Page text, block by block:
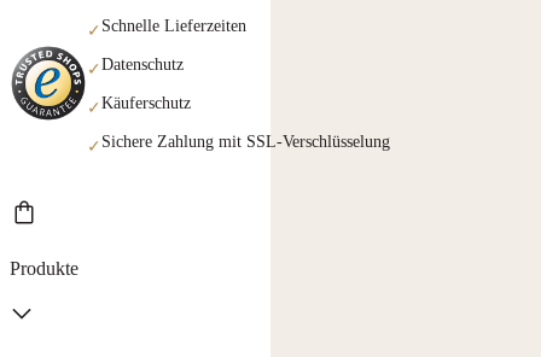
✓ Schnelle Lieferzeiten
✓Datenschutz
✓Käuferschutz
✓ Sichere Zahlung mit SSL-Verschlüsselung
Produkte